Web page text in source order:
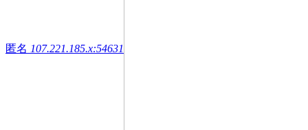
匿名 107.221.185.x:54631